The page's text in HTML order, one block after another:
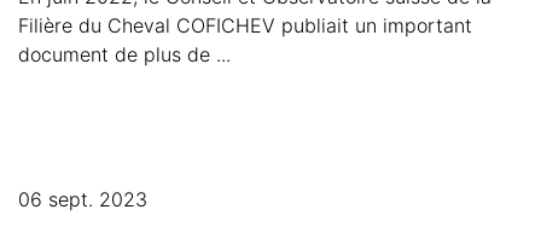
Filière du Cheval COFICHEV publiait un important
document de plus de ...
06 sept. 2023